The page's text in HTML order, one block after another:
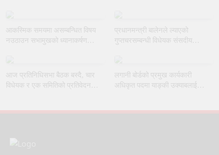
आकस्मिक समयमा असम्बन्धित विषय
नउठाउन सभामुखको ध्यानाकर्षण
प्रधानमन्त्री बालेनले ल्याएको
गुप्तचरसम्बन्धी विधेयक संसदीय
आज प्रतिनिधिसभा बैठक बस्दै, चार
विधेयक र एक समितिको प्रतिवेदन
लगानी बोर्डको प्रमुख कार्यकारी
अधिकृत पदमा याङ्की उक्याबलाई